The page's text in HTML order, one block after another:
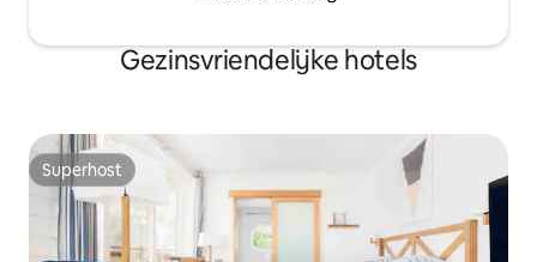
Gezinsvriendelijke hotels
Superhost
Superhost